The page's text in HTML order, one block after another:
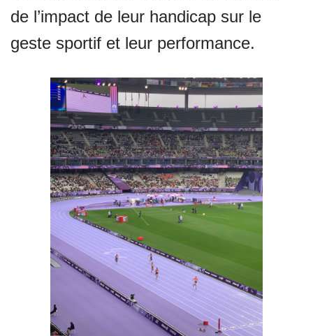
de l’impact de leur handicap sur le
geste sportif et leur performance.